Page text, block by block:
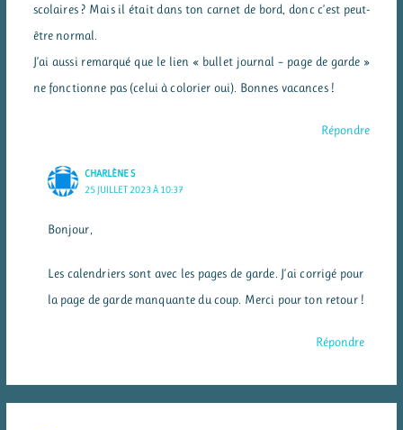
scolaires ? Mais il était dans ton carnet de bord, donc c’est peut-
être normal.
J’ai aussi remarqué que le lien « bullet journal – page de garde »
ne fonctionne pas (celui à colorier oui). Bonnes vacances !
Répondre
CHARLÈNE S
25 JUILLET 2023 À 10:37
Bonjour,
Les calendriers sont avec les pages de garde. J’ai corrigé pour
la page de garde manquante du coup. Merci pour ton retour !
Répondre